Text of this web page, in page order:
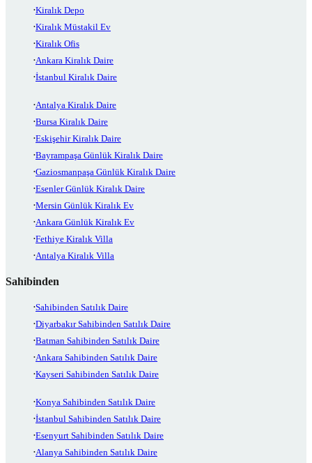
Kiralık Depo
Kiralık Müstakil Ev
Kiralık Ofis
Ankara Kiralık Daire
İstanbul Kiralık Daire
Antalya Kiralık Daire
Bursa Kiralık Daire
Eskişehir Kiralık Daire
Bayrampaşa Günlük Kiralık Daire
Gaziosmanpaşa Günlük Kiralık Daire
Esenler Günlük Kiralık Daire
Mersin Günlük Kiralık Ev
Ankara Günlük Kiralık Ev
Fethiye Kiralık Villa
Antalya Kiralık Villa
Sahibinden
Sahibinden Satılık Daire
Diyarbakır Sahibinden Satılık Daire
Batman Sahibinden Satılık Daire
Ankara Sahibinden Satılık Daire
Kayseri Sahibinden Satılık Daire
Konya Sahibinden Satılık Daire
İstanbul Sahibinden Satılık Daire
Esenyurt Sahibinden Satılık Daire
Alanya Sahibinden Satılık Daire